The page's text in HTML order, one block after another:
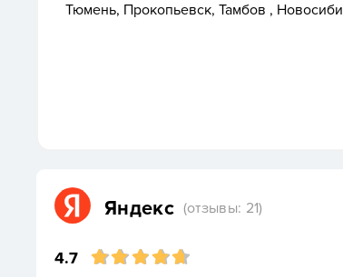
Тюмень, Прокопьевск, Тамбов ,
Яндекс (отзывы: 21)
4.7